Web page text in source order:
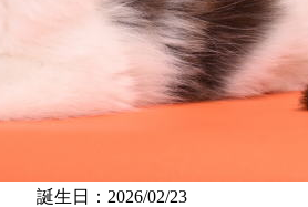
誕生日：2026/02/23